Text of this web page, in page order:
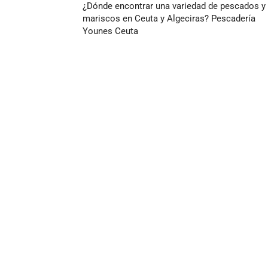
¿Dónde encontrar una variedad de pescados y
mariscos en Ceuta y Algeciras? Pescadería
Younes Ceuta